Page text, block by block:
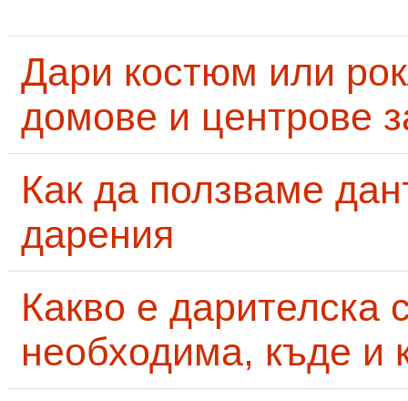
Дари костюм или
домове и центрове
Как да ползваме
дарения
Какво е дарителска
необходима, къде и